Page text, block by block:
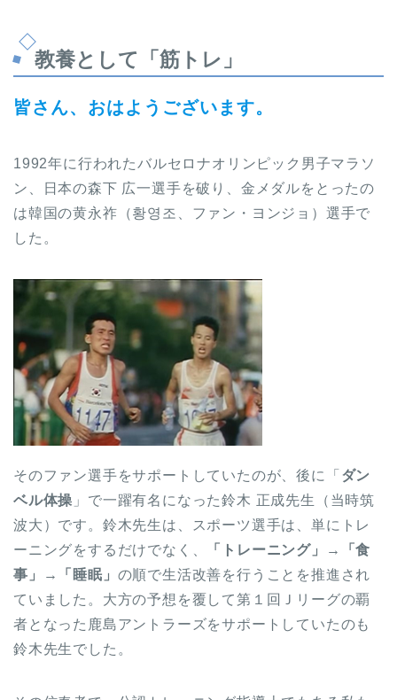
教養として「筋トレ」
皆さん、おはようございます。
1992年に行われたバルセロナオリンピック男子マラソ
ン、日本の森下 広一選手を破り、金メダルをとったの
は韓国の黄永祚（황영조、ファン・ヨンジョ）選手で
した。
そのファン選手をサポートしていたのが、後に「 ダン
ベル体操 」で一躍有名になった鈴木 正成先生（当時筑
波大）です。鈴木先生は、スポーツ選手は、単にトレ
ーニングをするだけでなく、
「トレーニング」→「食
事」→「睡眠」 の順で生活改善を行うことを推進され
ていました。大方の予想を覆して第１回Ｊリーグの覇
者となった鹿島アントラーズをサポートしていたのも
鈴木先生でした。